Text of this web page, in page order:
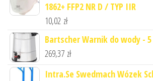
1862+ FFP2 NR D / TYP IIR
10,02 zł
Bartscher Warnik do wody -
269,37 zł
Intra.Se Swedmach Wózek